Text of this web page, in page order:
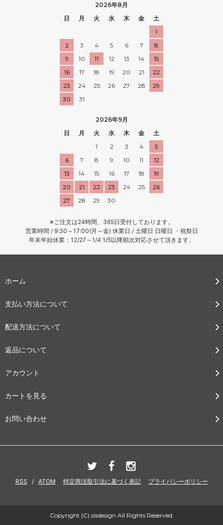
2026年8月
日
月 火 水 木 金
土
1
2
3 4 5 6 7
8
9
10 11 12 13 14
15
16
17 18 19 20 21
22
23
24 25 26 27 28
29
30
31
2026年9月
日
月 火 水 木 金
土
1
2 3 4
5
6
7 8 9 10 11
12
13
14 15 16 17 18
19
20
21 22 23 24 25
26
27
28 29 30
※ご注文は24時間、365日受付しております。
営業時間 / 9:30～17:00(月～金) 休業日 / 土曜日 日曜日 ・祝祭日
年末年始休業：12/27～1/4 1/5以降順次対応させて頂きます。
ホーム
支払い方法について
配送方法について
返品について
アカウント
カートを見る
お問い合わせ
RSS / ATOM 特定商法取引法に基づく表記 プライバシーポリシー
Copyright (C) sisdesign All Rights Reserved.